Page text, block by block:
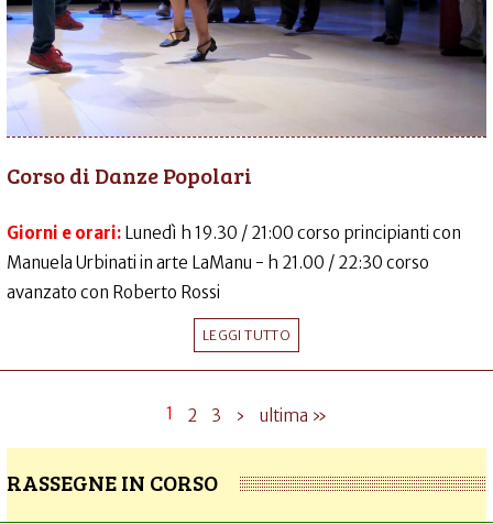
Corso di Danze Popolari
Giorni e orari: Lunedì h 19.30 / 21:00 corso principianti con
Manuela Urbinati in arte LaManu - h 21.00 / 22:30 corso
avanzato con Roberto Rossi
LEGGI TUTTO
1 2 3 › ultima »
RASSEGNE IN CORSO